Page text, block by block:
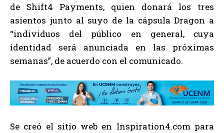
de Shift4 Payments, quien donará los tres
asientos junto al suyo de la cápsula Dragon a
“individuos del público en general, cuya
identidad será anunciada en las próximas
semanas”, de acuerdo con el comunicado.
Se creó el sitio web en Inspiration4.com para